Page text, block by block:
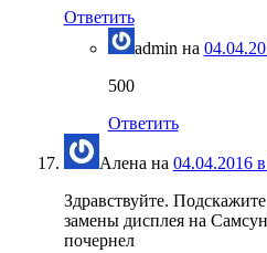
Ответить
admin на
500
Ответить
Алена на 04.04.2016
Здравствуйте.
замены дисплея на
почернел